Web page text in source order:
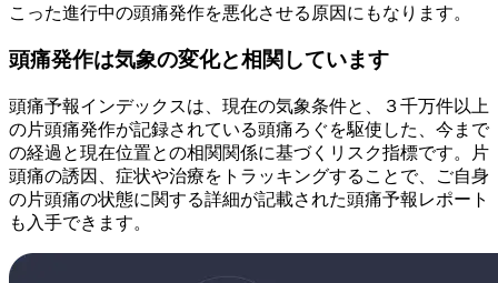
こった進行中の頭痛発作を悪化させる原因にもなります。
頭痛発作は気象の変化と相関しています
頭痛予報インデックスは、現在の気象条件と、３千万件以上
の片頭痛発作が記録されている頭痛ろぐを駆使した、今まで
の経過と現在位置との相関関係に基づくリスク指標です。片
頭痛の誘因、症状や治療をトラッキングすることで、ご自身
の片頭痛の状態に関する詳細が記載された頭痛予報レポート
も入手できます。